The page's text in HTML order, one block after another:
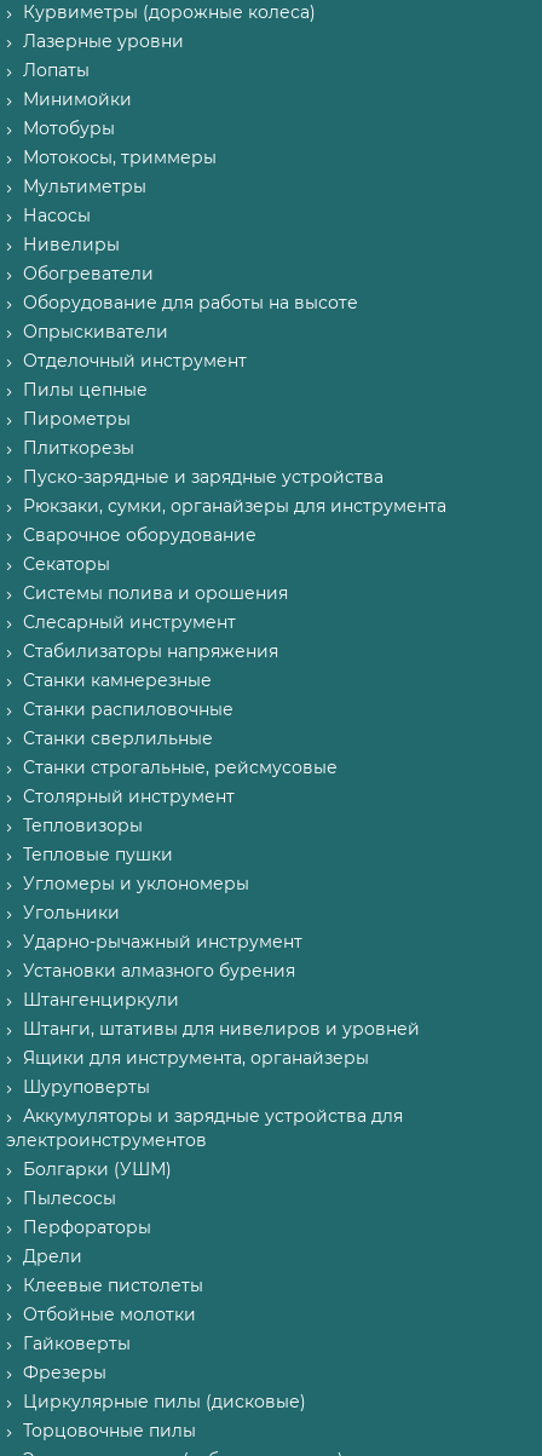
Курвиметры (дорожные колеса)
Лазерные уровни
Лопаты
Минимойки
Мотобуры
Мотокосы, триммеры
Мультиметры
Насосы
Нивелиры
Обогреватели
Оборудование для работы на высоте
Опрыскиватели
Отделочный инструмент
Пилы цепные
Пирометры
Плиткорезы
Пуско-зарядные и зарядные устройства
Рюкзаки, сумки, органайзеры для инструмента
Сварочное оборудование
Секаторы
Системы полива и орошения
Слесарный инструмент
Стабилизаторы напряжения
Станки камнерезные
Станки распиловочные
Станки сверлильные
Станки строгальные, рейсмусовые
Столярный инструмент
Тепловизоры
Тепловые пушки
Угломеры и уклономеры
Угольники
Ударно-рычажный инструмент
Установки алмазного бурения
Штангенциркули
Штанги, штативы для нивелиров и уровней
Ящики для инструмента, органайзеры
Шуруповерты
Аккумуляторы и зарядные устройства для
электроинструментов
Болгарки (УШМ)
Пылесосы
Перфораторы
Дрели
Клеевые пистолеты
Отбойные молотки
Гайковерты
Фрезеры
Циркулярные пилы (дисковые)
Торцовочные пилы